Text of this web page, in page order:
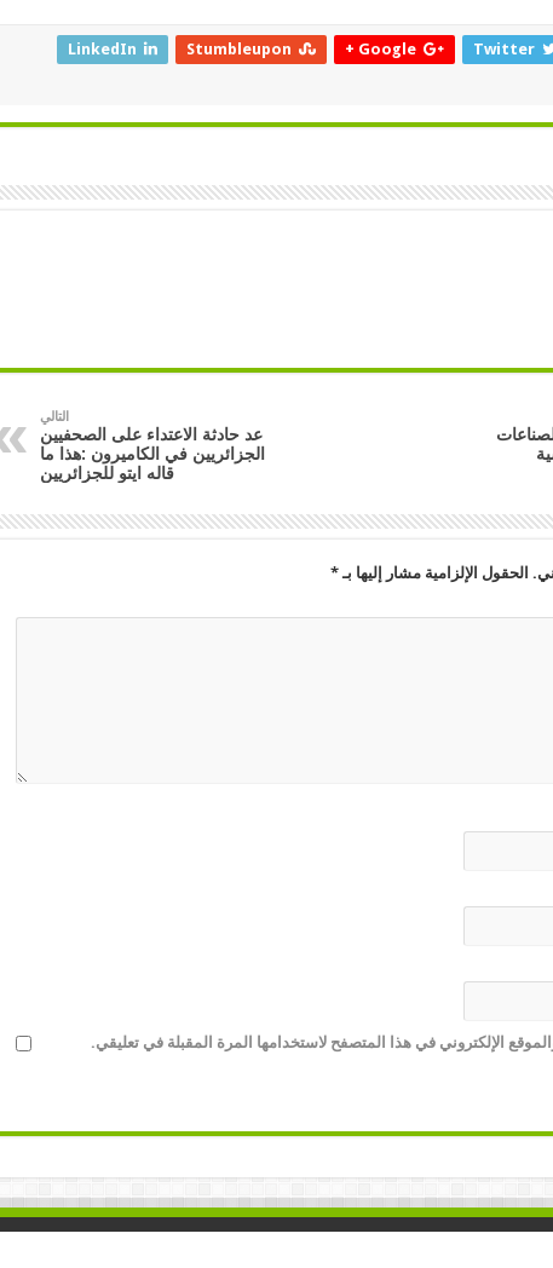
Twitter
Google +
Stumbleupon
LinkedIn
التالي
عد حادثة الاعتداء على الصحفيين
الجزائريين في الكاميرون :هذا ما
قاله ايتو للجزائريين
الحقول الإلزامية مشار إليها بـ*
الإلكتروني في هذا المتصفح لاستخدامها المرة المقبلة في تعليقي.